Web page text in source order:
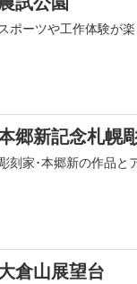
スポーツや工作体験が
郷新記念札幌
刻家･本郷新の作品と
倉山展望台